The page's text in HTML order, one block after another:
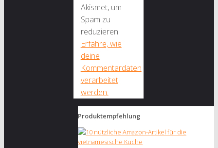
Akismet, um
Spam zu
reduzieren.
Erfahre, wie
deine
Kommentardaten
verarbeitet
werden.
Produktempfehlung